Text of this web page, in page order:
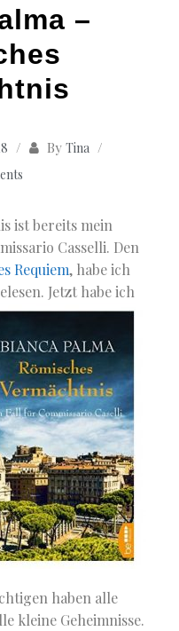
–
By Tina
ist bereits mein
Casselli. Den
Requiem, habe ich
Jetzt habe ich
haben alle
kleine Geheimnisse.